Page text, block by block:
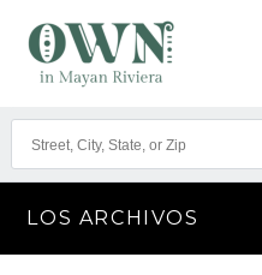
LOS ARCHIVOS